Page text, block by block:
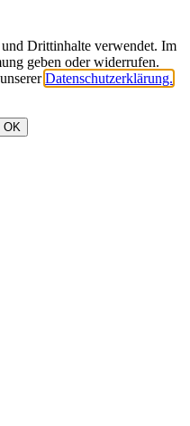
Drittinhalte verwendet. Im
geben oder widerrufen.
Datenschutzerklärung.
OK